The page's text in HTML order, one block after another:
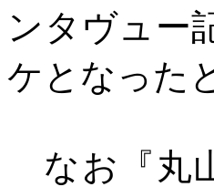
ンタヴュー
ケとなった
なお『丸